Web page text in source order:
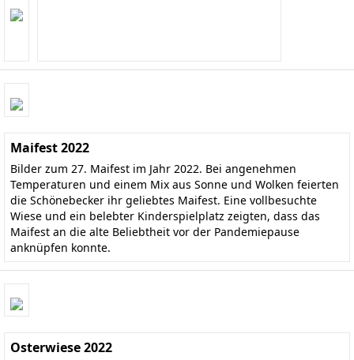
Maifest 2022
Bilder zum 27. Maifest im Jahr 2022. Bei angenehmen
Temperaturen und einem Mix aus Sonne und Wolken feierten
die Schönebecker ihr geliebtes Maifest. Eine vollbesuchte
Wiese und ein belebter Kinderspielplatz zeigten, dass das
Maifest an die alte Beliebtheit vor der Pandemiepause
anknüpfen konnte.
Osterwiese 2022